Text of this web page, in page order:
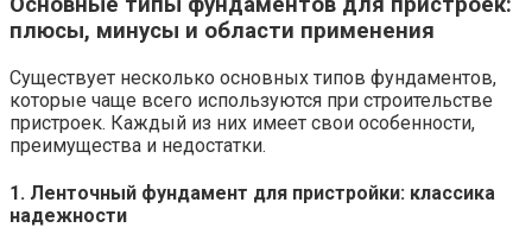
плюсы, минусы и области применения
Существует несколько основных типов фундаментов,
которые чаще всего используются при строительстве
пристроек. Каждый из них имеет свои особенности,
преимущества и недостатки.
1. Ленточный фундамент для пристройки: классика
надежности